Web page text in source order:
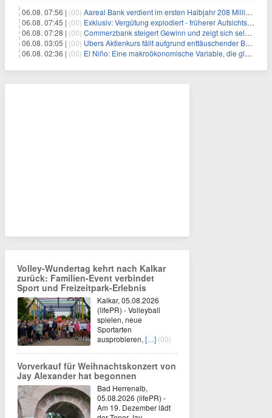
06.08. 07:56 | (00) Aareal Bank verdient im ersten Halbjahr 208 Millionen Euro
06.08. 07:45 | (00) Exklusiv: Vergütung explodiert - früherer Aufsichtsratschef gibt aus Protest Ehrentitel ab
06.08. 07:28 | (00) Commerzbank steigert Gewinn und zeigt sich selbstbewusst gegenüber Unicredit
06.08. 03:05 | (00) Ubers Aktienkurs fällt aufgrund enttäuschender Buchungsprognose
06.08. 02:36 | (00) El Niño: Eine makroökonomische Variable, die globale Wirtschaftslandschaften umgestaltet
Volley-Wundertag kehrt nach Kalkar
zurück: Familien-Event verbindet
Sport und Freizeitpark-Erlebnis
Kalkar, 05.08.2026
(lifePR) - Volleyball
spielen, neue
Sportarten
ausprobieren, […] (00)
Vorverkauf für Weihnachtskonzert von
Jay Alexander hat begonnen
Bad Herrenalb,
05.08.2026 (lifePR) -
Am 19. Dezember lädt